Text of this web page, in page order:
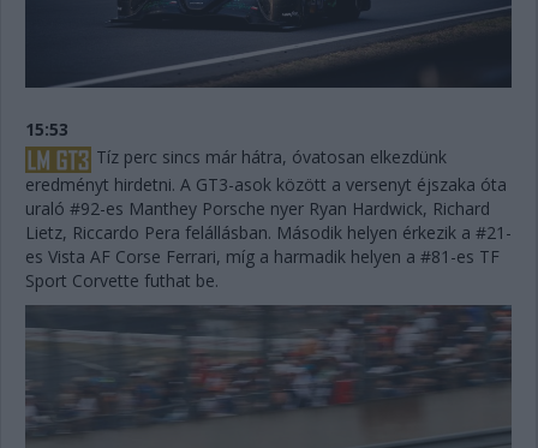
15:53
Tíz perc sincs már hátra, óvatosan elkezdünk
eredményt hirdetni. A GT3-asok között a versenyt éjszaka óta
uraló #92-es Manthey Porsche nyer Ryan Hardwick, Richard
Lietz, Riccardo Pera felállásban. Második helyen érkezik a #21-
es Vista AF Corse Ferrari, míg a harmadik helyen a #81-es TF
Sport Corvette futhat be.